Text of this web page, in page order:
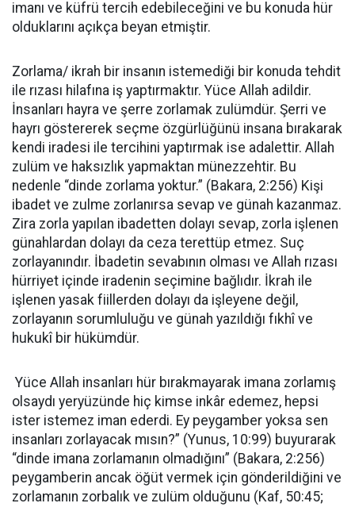
imanı ve küfrü tercih edebileceğini ve bu konuda hür
olduklarını açıkça beyan etmiştir.
Zorlama/ ikrah bir insanın istemediği bir konuda tehdit
ile rızası hilafına iş yaptırmaktır. Yüce Allah adildir.
İnsanları hayra ve şerre zorlamak zulümdür. Şerri ve
hayrı göstererek seçme özgürlüğünü insana bırakarak
kendi iradesi ile tercihini yaptırmak ise adalettir. Allah
zulüm ve haksızlık yapmaktan münezzehtir. Bu
nedenle “dinde zorlama yoktur.” (Bakara, 2:256) Kişi
ibadet ve zulme zorlanırsa sevap ve günah kazanmaz.
Zira zorla yapılan ibadetten dolayı sevap, zorla işlenen
günahlardan dolayı da ceza terettüp etmez. Suç
zorlayanındır. İbadetin sevabının olması ve Allah rızası
hürriyet içinde iradenin seçimine bağlıdır. İkrah ile
işlenen yasak fiillerden dolayı da işleyene değil,
zorlayanın sorumluluğu ve günah yazıldığı fıkhî ve
hukukî bir hükümdür.
Yüce Allah insanları hür bırakmayarak imana zorlamış
olsaydı yeryüzünde hiç kimse inkâr edemez, hepsi
ister istemez iman ederdi. Ey peygamber yoksa sen
insanları zorlayacak mısın?” (Yunus, 10:99) buyurarak
“dinde imana zorlamanın olmadığını” (Bakara, 2:256)
peygamberin ancak öğüt vermek için gönderildiğini ve
zorlamanın zorbalık ve zulüm olduğunu (Kaf, 50:45;